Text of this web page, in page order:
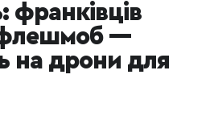
франківців
флешмоб —
на дрони для